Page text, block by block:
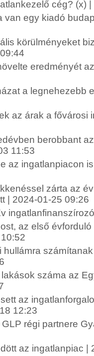
cég? (x)
van egy kiadó
körülményeket
eredményét
a legnehezebb
az árak a fővárosi
berobbant
11:53
az ingatlanpiacon
zárta az
| 2024-01-25 09:26
az első
hullámra
száma az
az
12:23
régi partnere
az ingatlanpiac |